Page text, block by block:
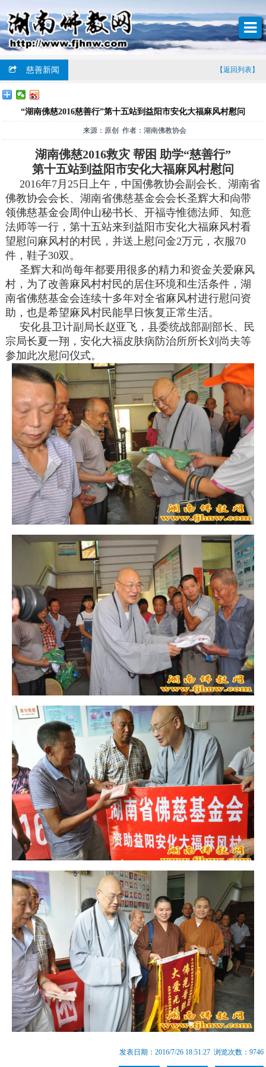
慈善新闻 【返回列表】
“湖南佛慈2016慈善行”第十五站到益阳市安化大福麻风村慰问
来源：原创 作者：湖南佛教协会
湖南佛慈2016救灾 帮困 助学“慈善行”
第十五站到益阳市安化大福麻风村慰问
2016年7月25日上午，中国佛教协会副会长、湖南省
佛教协会会长、湖南省佛慈基金会会长圣辉大和尙带
领佛慈基金会周仲山秘书长、开福寺惟德法师、知意
法师等一行，第十五站来到益阳市安化大福麻风村看
望慰问麻风村的村民，并送上慰问金2万元，衣服70
件，鞋子30双。
圣辉大和尚每年都要用很多的精力和资金关爱麻风
村，为了改善麻风村村民的居住环境和生活条件，湖
南省佛慈基金会连续十多年对全省麻风村进行慰问资
助，也是希望麻风村民能早日恢复正常生活。
安化县卫计副局长赵亚飞，县委统战部副部长、民
宗局长夏一翔，安化大福皮肤病防治所所长刘尚夫等
参加此次慰问仪式。
发表日期：2016/7/26 18:51:27 浏览次数：9746